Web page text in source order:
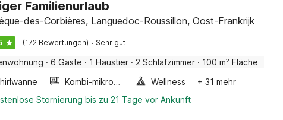
Familienurlaub
des-Corbières, Languedoc-Roussillon, Oost-Frankrijk
(172 Bewertungen) · Sehr gut
· 6 Gäste · 1 Haustier · 2 Schlafzimmer · 100 m² Fläche
Kombi-mikrowelle Wellness
+ 31 mehr
Stornierung bis zu 21 Tage vor Ankunft